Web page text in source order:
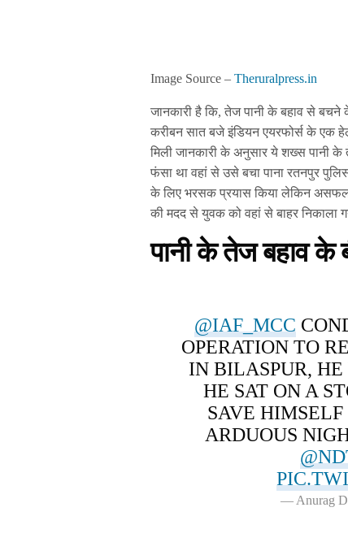
Image Source – Theruralpress.in
जानकारी है कि, तेज पानी के बहाव से
करीबन सात बजे इंडियन एयरफोर्स के एक
मिली जानकारी के अनुसार ये शख्स पानी
फंसा था वहां से उसे बचा पाना रतनपुर
के लिए भरसक प्रयास किया लेकिन असफल
की मदद से युवक को वहां से बाहर निकाला
पानी के तेज बहाव
@IAF_MCC
OPERATION TO
IN BILASPUR,
HE SAT ON A
SAVE
ARDUOUS
— Anurag